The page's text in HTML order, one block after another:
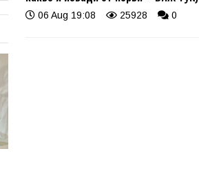
06 Aug 19:08 25928 0